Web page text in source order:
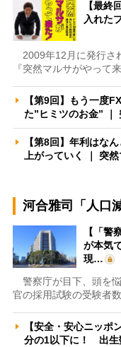
【最終
入れた
2009年12月に発行さ
『突然マルサがやって
【第9回】もう一度
た”ヒミツのお金”
【第8回】年利はな
上がっていく ｜ 突
河合雅司「人口
【「警
が本気
現…
警察庁が目下、頭を
官の採用試験の受験者
【安全・安心ニッポ
分の1以下に！ 出